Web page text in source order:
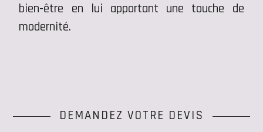
bien-être en lui apportant une touche de
modernité.
DEMANDEZ VOTRE DEVIS